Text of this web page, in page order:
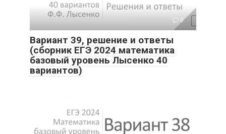
0
Вариант 39, решение и ответы
(сборник ЕГЭ 2024 математика
базовый уровень Лысенко 40
вариантов)